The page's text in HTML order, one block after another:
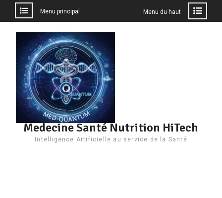
contenu
Menu principal Menu du haut
Medecine Santé Nutrition HiTech
Intelligence Artificielle au service de la Santé